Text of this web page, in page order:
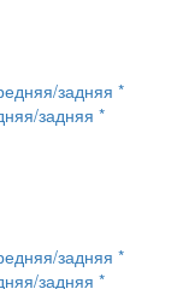
задняя *
задняя *